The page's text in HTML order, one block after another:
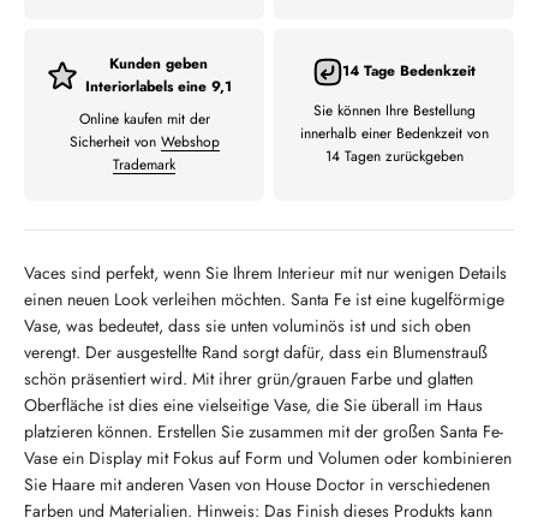
Kunden geben
Interiorlabels eine 9,1
Online kaufen mit der
Sicherheit von Webshop
Trademark
14 Tage Bedenkzeit
Sie können Ihre Bestellung
innerhalb einer Bedenkzeit von
14 Tagen zurückgeben
Vaces sind perfekt, wenn Sie Ihrem Interieur mit nur wenigen Details
einen neuen Look verleihen möchten. Santa Fe ist eine kugelförmige
Vase, was bedeutet, dass sie unten voluminös ist und sich oben
verengt. Der ausgestellte Rand sorgt dafür, dass ein Blumenstrauß
schön präsentiert wird. Mit ihrer grün/grauen Farbe und glatten
Oberfläche ist dies eine vielseitige Vase, die Sie überall im Haus
platzieren können. Erstellen Sie zusammen mit der großen Santa Fe-
Vase ein Display mit Fokus auf Form und Volumen oder kombinieren
Sie Haare mit anderen Vasen von House Doctor in verschiedenen
Farben und Materialien. Hinweis: Das Finish dieses Produkts kann